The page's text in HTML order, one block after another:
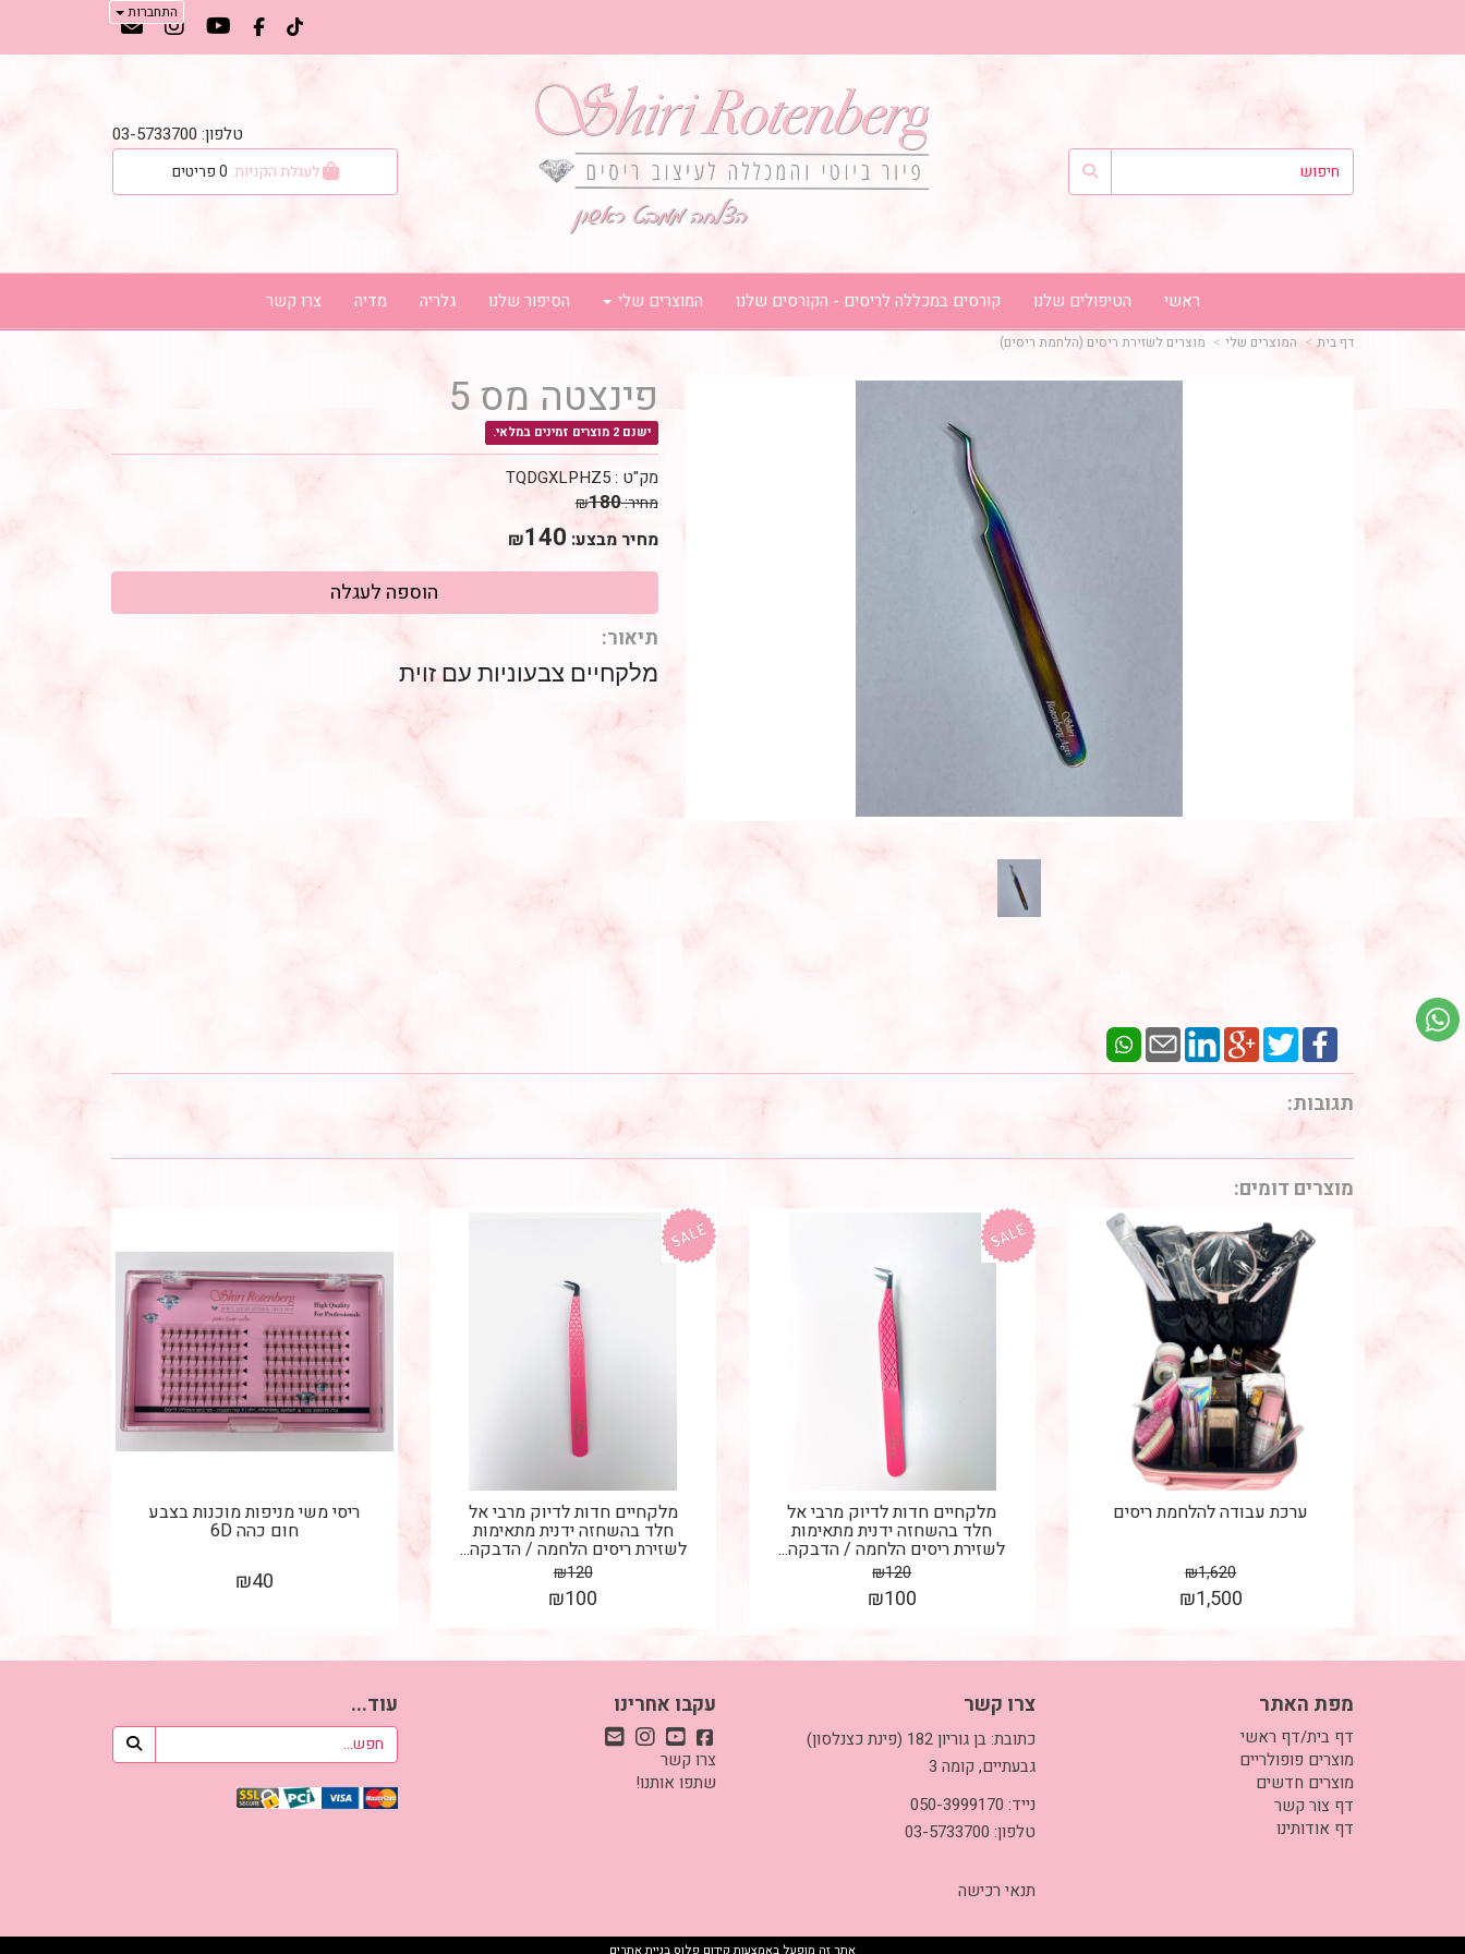
התחברות
טלפון: 03-5733700
לעגלת הקניות: 0
ראשי הטיפולים שלנו קורסים במכללה לריסים - הקורסים שלנו המוצרים שלי הסיפור שלנו גלריה מדיה צרו קשר
דף בית המוצרים שלי מוצרים לשזירת ריסים (הלחמת ריסים)
פינצטה מס 5
ישנם 2 מוצרים זמינים במלאי.
מק"ט :TQDGXLPHZ5
מחיר: ₪180
מחיר מבצע: ₪140
תיאור:
מלקחיים צבעוניות עם זוית
תגובות:
מוצרים דומים:
ערכת עבודה להלחמת ריסים
₪1,620
₪1,500
מלקחיים חדות לדיוק מרבי אל
חלד בהשחזה ידנית מתאימות
לשזירת ריסים הלחמה / הדבקה...
₪120
₪100
מלקחיים חדות לדיוק מרבי אל
חלד בהשחזה ידנית מתאימות
לשזירת ריסים הלחמה / הדבקה...
₪120
₪100
ריסי משי מניפות מוכנות בצבע
חום כהה 6D
₪40
מפת האתר
דף בית/דף ראשי
מוצרים פופולריים
מוצרים חדשים
דף צור קשר
דף אודותינו
צרו קשר
כתובת: בן גוריון 182 (פינת כצנלסון)
גבעתיים, קומה 3
נייד: 050-3999170
טלפון: 03-5733700
תנאי רכישה
עקבו אחרינו
צרו קשר
שתפו אותנו!
עוד...
אתר זה מופעל באמצעותקידום פלוסבניית אתרים